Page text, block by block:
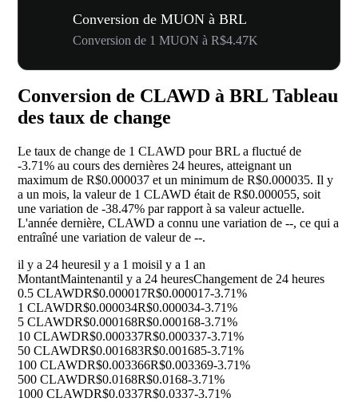
Conversion de MUON à BRL
Conversion de 1 MUON à R$4.47K
Conversion de CLAWD à BRL Tableau
des taux de change
Le taux de change de 1 CLAWD pour BRL a fluctué de
-3.71% au cours des dernières 24 heures, atteignant un
maximum de R$0.000037 et un minimum de R$0.000035. Il y
a un mois, la valeur de 1 CLAWD était de R$0.000055, soit
une variation de -38.47% par rapport à sa valeur actuelle.
L'année dernière, CLAWD a connu une variation de --, ce qui a
entraîné une variation de valeur de --.
il y a 24 heuresil y a 1 moisil y a 1 an
MontantMaintenantil y a 24 heuresChangement de 24 heures
0.5 CLAWDR$0.000017R$0.000017-3.71%
1 CLAWDR$0.000034R$0.000034-3.71%
5 CLAWDR$0.000168R$0.000168-3.71%
10 CLAWDR$0.000337R$0.000337-3.71%
50 CLAWDR$0.001683R$0.001685-3.71%
100 CLAWDR$0.003366R$0.003369-3.71%
500 CLAWDR$0.0168R$0.0168-3.71%
1000 CLAWDR$0.0337R$0.0337-3.71%